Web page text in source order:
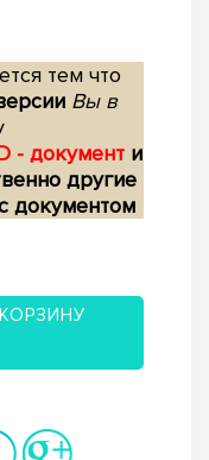
тем что
Вы в
- документ и
другие
документом